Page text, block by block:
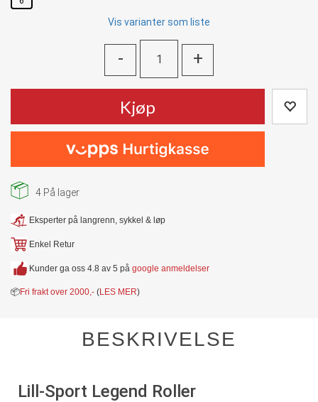
Vis varianter som liste
- +
Kjøp
4 På lager
Eksperter på langrenn, sykkel & løp
Enkel Retur
Kunder ga oss 4.8 av 5 på google anmeldelser
📦Fri frakt over 2000,- (LES MER)
BESKRIVELSE
Lill-Sport Legend Roller